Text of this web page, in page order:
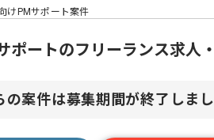
けPMサポート案件
ポートのフリーランス求人
の案件は募集期間が終了しま